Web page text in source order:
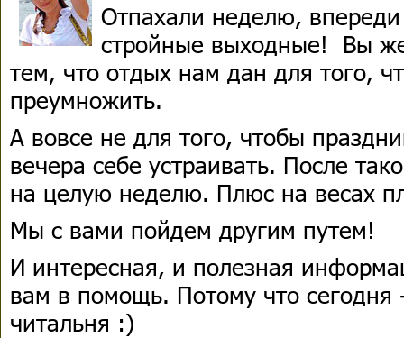
Отпахали неделю, впереди
стройные выходные! Вы
тем, что отдых нам дан для того,
преумножить.
А вовсе не для того, чтобы
вечера себе устраивать. После
на целую неделю. Плюс на весах
Мы с вами пойдем другим путем!
И интересная, и полезная
вам в помощь. Потому что сегодня
читальня :)